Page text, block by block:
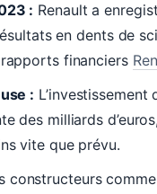
: Renault a
en dents de
financiers
:
des milliards
vite que prévu.
constructeurs